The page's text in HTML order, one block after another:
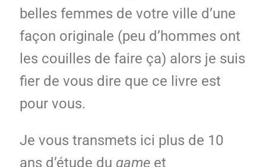
belles femmes de votre ville d’une
façon originale (peu d’hommes ont
les couilles de faire ça) alors je suis
fier de vous dire que ce livre est
pour vous.
Je vous transmets ici plus de 10
ans d’étude du gameet